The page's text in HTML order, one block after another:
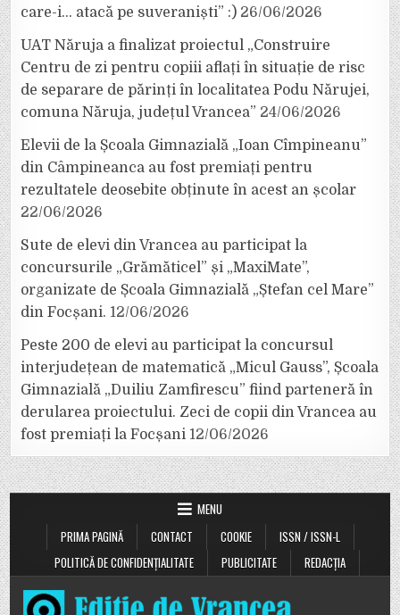
care-i… atacă pe suveraniști” :) 26/06/2026
UAT Năruja a finalizat proiectul „Construire
Centru de zi pentru copiii aflați în situație de risc
de separare de părinți în localitatea Podu Nărujei,
comuna Năruja, județul Vrancea” 24/06/2026
Elevii de la Școala Gimnazială „Ioan Cîmpineanu”
din Câmpineanca au fost premiați pentru
rezultatele deosebite obținute în acest an școlar
22/06/2026
Sute de elevi din Vrancea au participat la
concursurile „Grămăticel” și „MaxiMate”,
organizate de Școala Gimnazială „Ștefan cel Mare”
din Focșani. 12/06/2026
Peste 200 de elevi au participat la concursul
interjudețean de matematică „Micul Gauss”, Școala
Gimnazială „Duiliu Zamfirescu” fiind parteneră în
derularea proiectului. Zeci de copii din Vrancea au
fost premiați la Focșani 12/06/2026
MENU
PRIMA PAGINĂ
CONTACT COOKIE
ISSN / ISSN-L
POLITICĂ DE CONFIDENȚIALITATE
PUBLICITATE REDACȚIA